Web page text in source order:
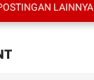
LAINNYA